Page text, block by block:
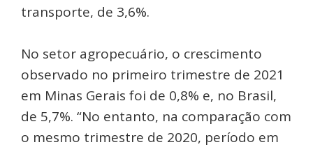
transporte, de 3,6%.
No setor agropecuário, o crescimento
observado no primeiro trimestre de 2021
em Minas Gerais foi de 0,8% e, no Brasil,
de 5,7%. “No entanto, na comparação com
o mesmo trimestre de 2020, período em